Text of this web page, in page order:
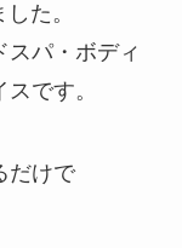
た。
スパ・ボディ
です。
だけで